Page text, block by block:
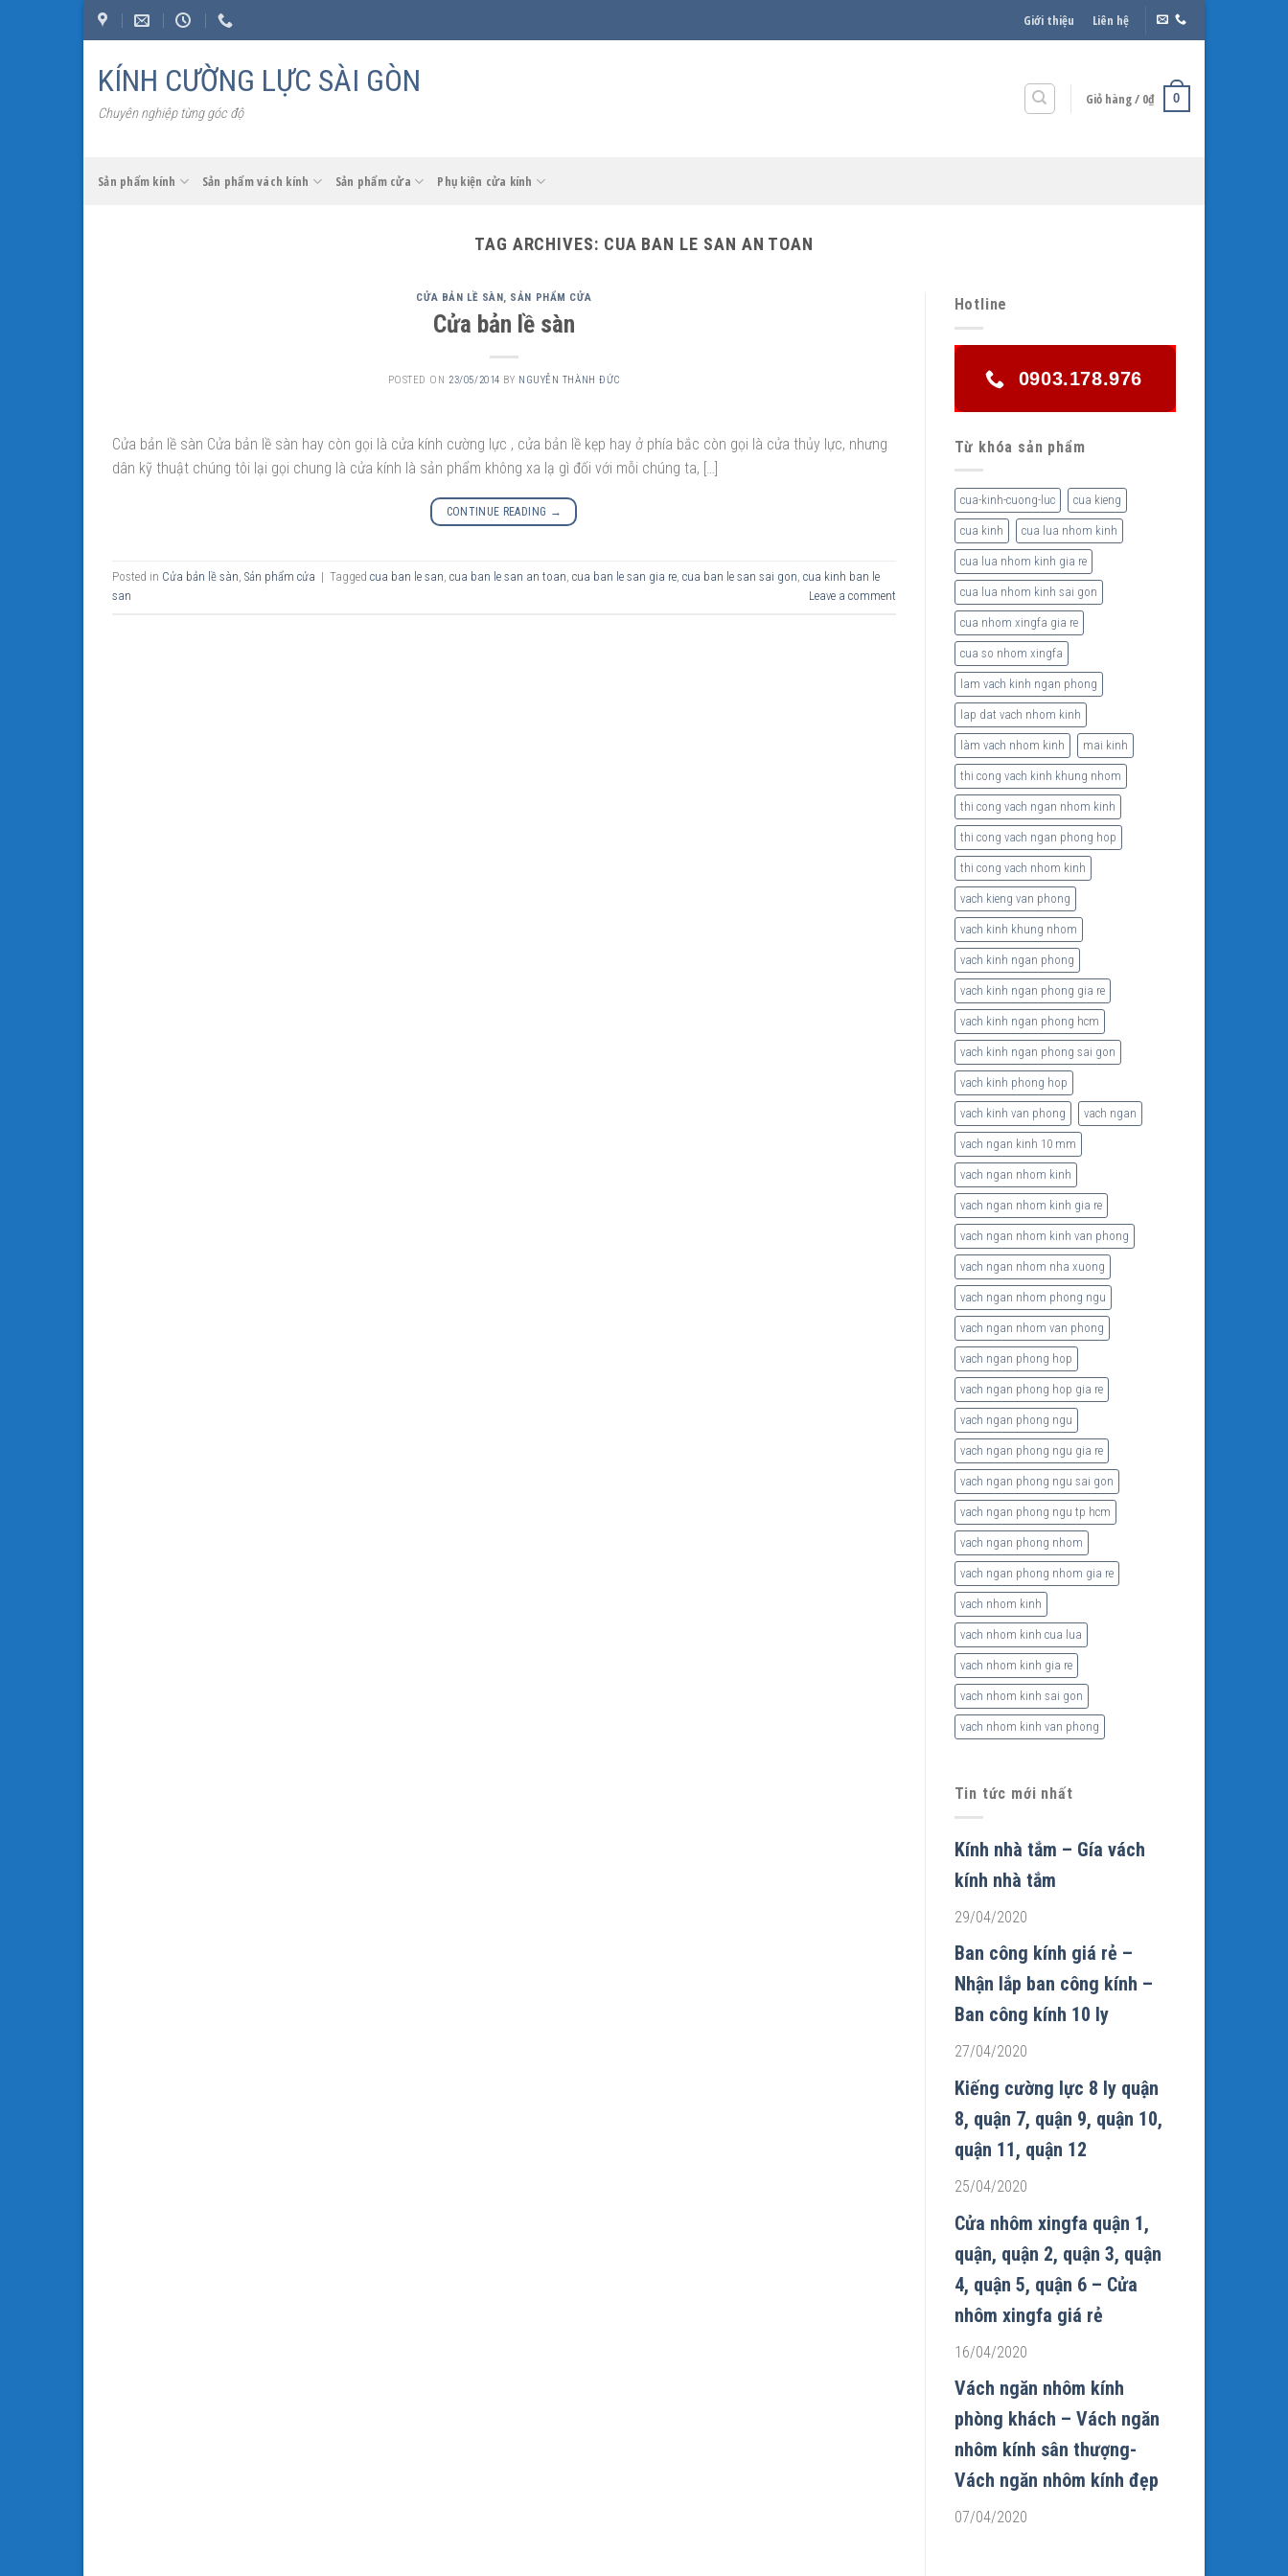
Skip
content
Giới thiệu Liên hệ
KÍNH CƯỜNG LỰC SÀI GÒN
Chuyên nghiệp từng góc độ
Giỏ hàng / 0₫ 0
Sản phẩm kính Sản phẩm vách kính Sản phẩm cửa Phụ kiện cửa kính
TAG ARCHIVES: CUA BAN LE SAN AN TOAN
CỬA BẢN LỀ SÀN , SẢN PHẨM CỬA
Cửa bản lề sàn
POSTED ON 23/05/2014 BY NGUYỄN THÀNH ĐỨC
Cửa bản lề sàn Cửa bản lề sàn hay còn gọi là cửa kính cường lực , cửa bản lề kẹp hay ở phía bắc còn gọi là cửa thủy lực, nhưng
dân kỹ thuật chúng tôi lại gọi chung là cửa kính là sản phẩm không xa lạ gì đối với mỗi chúng ta, […]
CONTINUE READING →
Posted in Cửa bản lề sàn, Sản phẩm cửa | Tagged cua ban le san, cua ban le san an toan, cua ban le san gia re, cua ban le san sai gon, cua kinh ban le
san
Leave a comment
Hotline
0903.178.976
Từ khóa sản phẩm
cua-kinh-cuong-luc cua kieng
cua kinh cua lua nhom kinh
cua lua nhom kinh gia re
cua lua nhom kinh sai gon
cua nhom xingfa gia re
cua so nhom xingfa
lam vach kinh ngan phong
lap dat vach nhom kinh
làm vach nhom kinh mai kinh
thi cong vach kinh khung nhom
thi cong vach ngan nhom kinh
thi cong vach ngan phong hop
thi cong vach nhom kinh
vach kieng van phong
vach kinh khung nhom
vach kinh ngan phong
vach kinh ngan phong gia re
vach kinh ngan phong hcm
vach kinh ngan phong sai gon
vach kinh phong hop
vach kinh van phong vach ngan
vach ngan kinh 10 mm
vach ngan nhom kinh
vach ngan nhom kinh gia re
vach ngan nhom kinh van phong
vach ngan nhom nha xuong
vach ngan nhom phong ngu
vach ngan nhom van phong
vach ngan phong hop
vach ngan phong hop gia re
vach ngan phong ngu
vach ngan phong ngu gia re
vach ngan phong ngu sai gon
vach ngan phong ngu tp hcm
vach ngan phong nhom
vach ngan phong nhom gia re
vach nhom kinh
vach nhom kinh cua lua
vach nhom kinh gia re
vach nhom kinh sai gon
vach nhom kinh van phong
Tin tức mới nhất
Kính nhà tắm – Gía vách
kính nhà tắm
29/04/2020
Ban công kính giá rẻ –
Nhận lắp ban công kính –
Ban công kính 10 ly
27/04/2020
Kiếng cường lực 8 ly quận
8, quận 7, quận 9, quận 10,
quận 11, quận 12
25/04/2020
Cửa nhôm xingfa quận 1,
quận, quận 2, quận 3, quận
4, quận 5, quận 6 – Cửa
nhôm xingfa giá rẻ
16/04/2020
Vách ngăn nhôm kính
phòng khách – Vách ngăn
nhôm kính sân thượng-
Vách ngăn nhôm kính đẹp
07/04/2020